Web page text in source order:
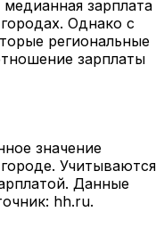
зарплата
Однако с
региональные
зарплаты
значение
Учитываются
Данные
hh.ru.